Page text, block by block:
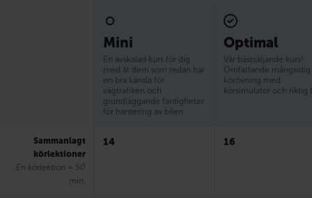
Mini
En avskalad kurs för dig
med åt dem som redan har
en bra känsla för
vägtrafiken och
grundläggande färdigheter
för hantering av bilen.
Optimal
Vår bästsäljande kurs!
Omfattande mångsidig
körövning med
körsimulator och riktig
Sammanlagt
körlektioner
En körlektion = 50
min.
14 16